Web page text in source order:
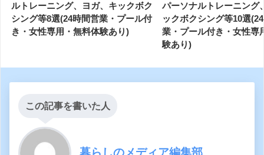
ルトレーニング、ヨガ、キックボク
シング等8選(24時間営業・プール付
き・女性専用・無料体験あり)
パーソナルトレーニング
ックボクシング等10選
業・プール付き・女性専
験あり)
この記事を書いた人
暮らしのメディア編集部